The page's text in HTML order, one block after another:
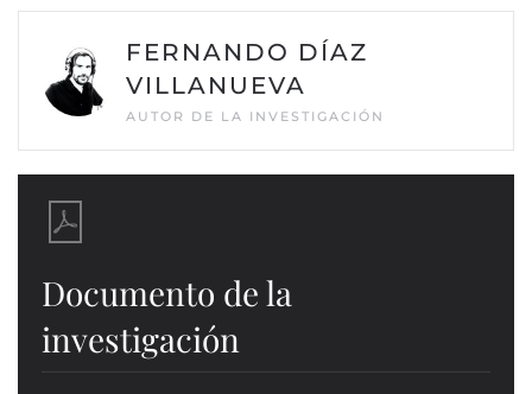
FERNANDO DÍAZ
VILLANUEVA
AUTOR DE LA INVESTIGACIÓN
Documento de la
investigación